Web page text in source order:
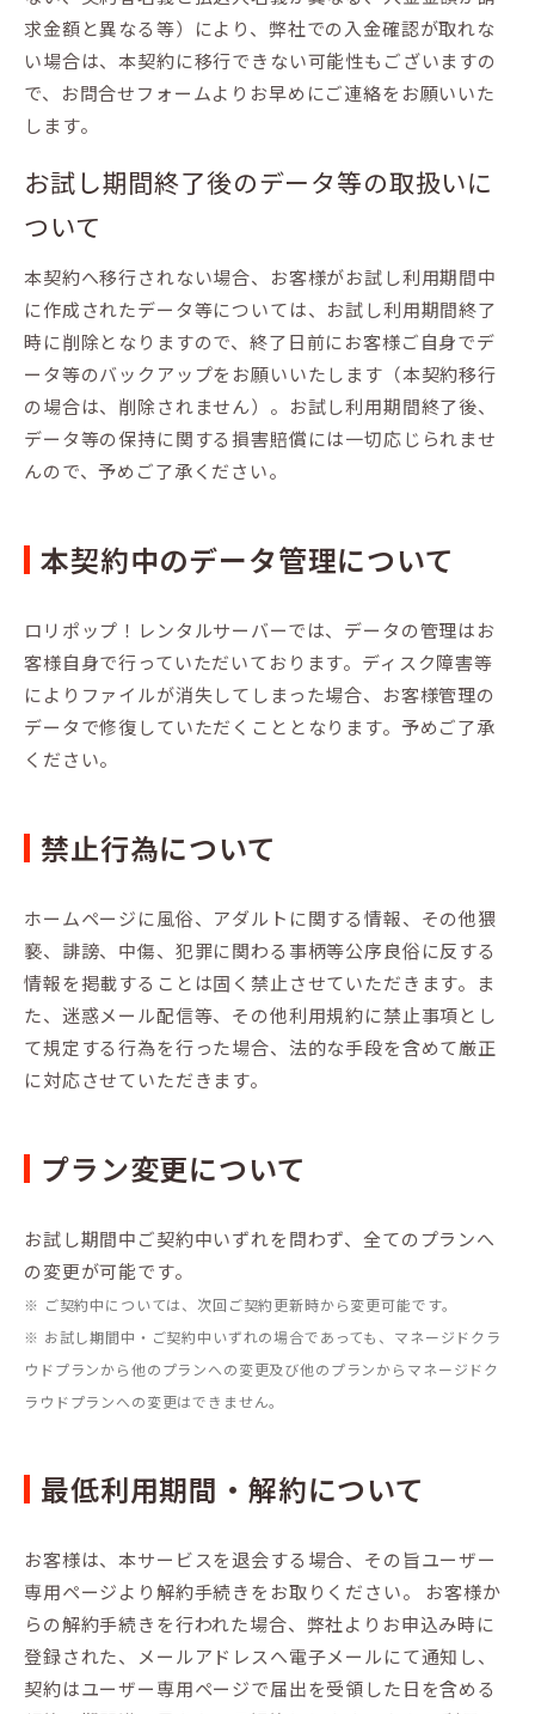
求金額と異なる等）により、弊社での入金確認が取れな
い場合は、本契約に移行できない可能性もございますの
で、お問合せフォームよりお早めにご連絡をお願いいた
します。
お試し期間終了後のデータ等の取扱いに
ついて
本契約へ移行されない場合、お客様がお試し利用期間中
に作成されたデータ等については、お試し利用期間終了
時に削除となりますので、終了日前にお客様ご自身でデ
ータ等のバックアップをお願いいたします（本契約移行
の場合は、削除されません）。お試し利用期間終了後、
データ等の保持に関する損害賠償には一切応じられませ
んので、予めご了承ください。
本契約中のデータ管理について
ロリポップ！レンタルサーバーでは、データの管理はお
客様自身で行っていただいております。ディスク障害等
によりファイルが消失してしまった場合、お客様管理の
データで修復していただくこととなります。予めご了承
ください。
禁止行為について
ホームページに風俗、アダルトに関する情報、その他猥
褻、誹謗、中傷、犯罪に関わる事柄等公序良俗に反する
情報を掲載することは固く禁止させていただきます。ま
た、迷惑メール配信等、その他利用規約に禁止事項とし
て規定する行為を行った場合、法的な手段を含めて厳正
に対応させていただきます。
プラン変更について
お試し期間中ご契約中いずれを問わず、全てのプランへ
の変更が可能です。
※ ご契約中については、次回ご契約更新時から変更可能です。
※ お試し期間中・ご契約中いずれの場合であっても、マネージドクラ
ウドプランから他のプランへの変更及び他のプランからマネージドク
ラウドプランへの変更はできません。
最低利用期間・解約について
お客様は、本サービスを退会する場合、その旨ユーザー
専用ページより解約手続きをお取りください。 お客様か
らの解約手続きを行われた場合、弊社よりお申込み時に
登録された、メールアドレスへ電子メールにて通知し、
契約はユーザー専用ページで届出を受領した日を含める